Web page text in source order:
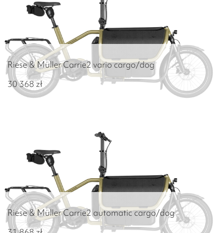
Riese & Müller Carrie2 vario cargo/dog
30 368zł
Riese & Müller Carrie2 automatic cargo/dog